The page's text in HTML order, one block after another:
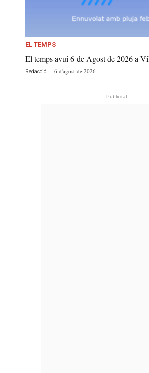
EL TEMPS
El temps avui 6 de Agost de 2026 a
Redacció - 6 d'agost de 2026
- Publicitat -